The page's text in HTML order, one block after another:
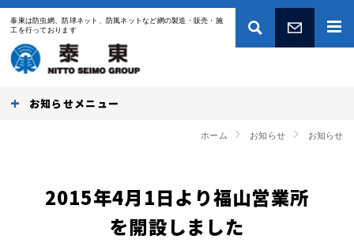
泰東は防虫網、防球ネット、防風ネットなど網の製造・販売・施
工を行っております
お知らせ
ホーム お知らせ お知らせ
2015年4月1日より福山営業所
を開設しました